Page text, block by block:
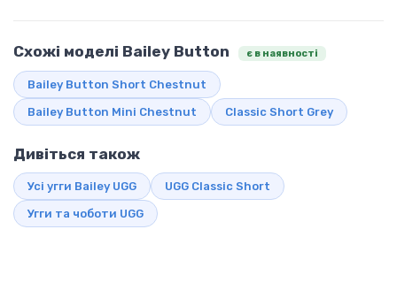
Схожі моделі Bailey Button є в наявності
Bailey Button Short Chestnut
Bailey Button Mini Chestnut Classic Short Grey
Дивіться також
Усі угги Bailey UGG UGG Classic Short
Угги та чоботи UGG